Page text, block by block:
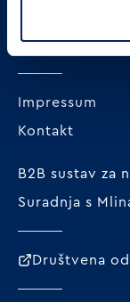
OIB:
Impressum
Kontakt
B2B sustav za
Suradnja s
Društvena